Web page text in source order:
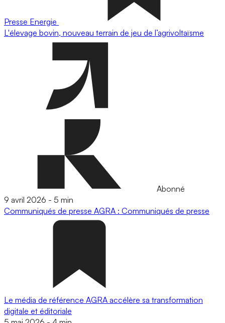
Presse Energie
L'élevage bovin, nouveau terrain de jeu de l’agrivoltaïsme
Abonné
9 avril 2026 - 5 min
Communiqués de presse AGRA : Communiqués de presse
Le média de référence AGRA accélère sa transformation
digitale et éditoriale